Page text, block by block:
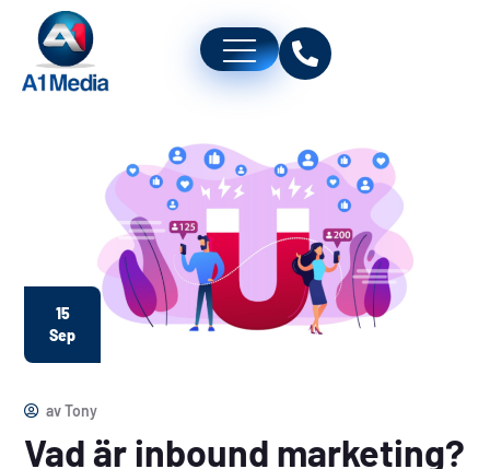
15
Sep
avTony
Vad är inbound marketing?